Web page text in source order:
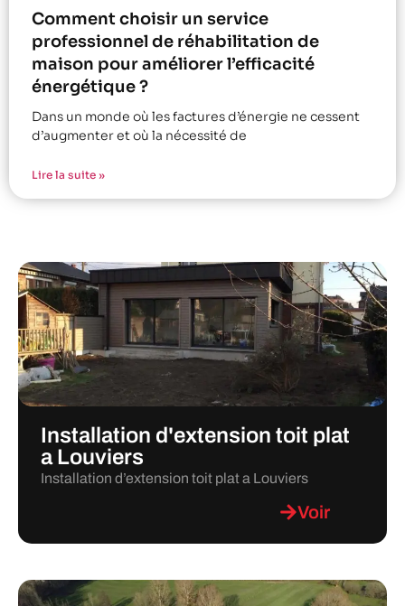
Comment choisir un service
professionnel de réhabilitation de
maison pour améliorer l’efficacité
énergétique ?
Dans un monde où les factures d’énergie ne cessent
d’augmenter et où la nécessité de
Lire la suite »
Installation d'extension toit plat
a Louviers
Installation d’extension toit plat a Louviers
Voir